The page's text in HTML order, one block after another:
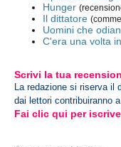
Hunger
Il dittatore
Uomini che
C'era una volta
Scrivi la tua
La redazione si riserva il
dai lettori contribuiranno
Fai clic qui per